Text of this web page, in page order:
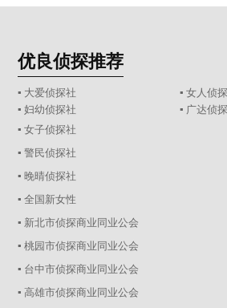
优良侦探推荐
▪ 大爱侦探社
▪ 女人侦
▪ 妇幼侦探社
▪ 广达侦
▪ 女子侦探社
▪ 警民侦探社
▪ 晚晴侦探社
▪ 全国新女性
▪ 新北市侦探商业同业公会
▪ 桃园市侦探商业同业公会
▪ 台中市侦探商业同业公会
▪ 高雄市侦探商业同业公会